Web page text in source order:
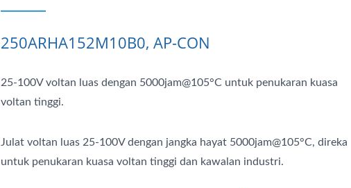
250ARHA152M10B0, AP-CON
25-100V voltan luas dengan 5000jam@105°C untuk penukaran kuasa
voltan tinggi.
Julat voltan luas 25-100V dengan jangka hayat 5000jam@105°C, direka
untuk penukaran kuasa voltan tinggi dan kawalan industri.